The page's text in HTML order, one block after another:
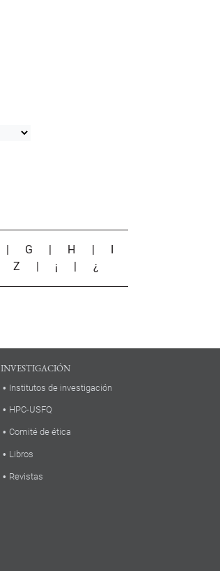
G H
Z ¡ ¿
INVESTIGACIÓN
Institutos de investigación
HPC-USFQ
Comité de ética
Libros
Revistas